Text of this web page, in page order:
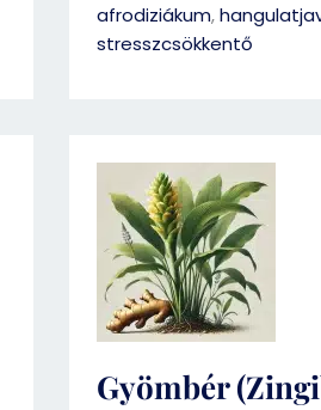
afrodiziákum,
stresszcsökkentő
Gyömbér
Gyömbér
(Zingiber
officinale)